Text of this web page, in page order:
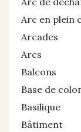
Arc en plein
Arcades
Arcs
Balcons
Base de
Basilique
Bâtiment